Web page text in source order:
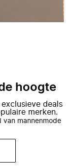
hoogte
deals
merken.
van mannenmode